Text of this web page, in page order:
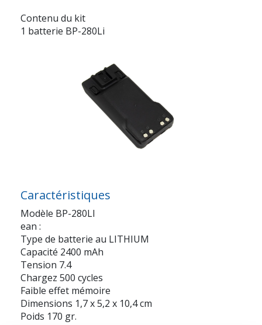
Contenu du kit
1 batterie BP-280Li
Caractéristiques
Modèle BP-280LI
ean :
Type de batterie au LITHIUM
Capacité 2400 mAh
Tension 7.4
Chargez 500 cycles
Faible effet mémoire
Dimensions 1,7 x 5,2 x 10,4 cm
Poids 170 gr.